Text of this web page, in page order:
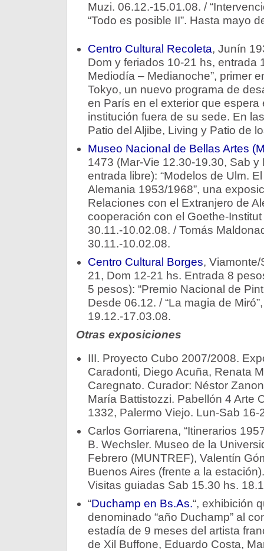
Muzi. 06.12.-15.01.08. /
“Todo es posible II”. Hasta mayo
Centro Cultural Recoleta, Junín
Dom y feriados 10-21 hs, entrada
Mediodía – Medianoche”, primer
Tokyo, un nuevo programa de
en París en el exterior que espera
institución fuera de su sede. En
Patio del Aljibe, Living y Patio de
Museo Nacional de Bellas Artes
1473 (Mar-Vie 12.30-19.30, Sab y
entrada libre): “Modelos de Ulm.
Alemania 1953/1968”, una
Relaciones con el Extranjero de
cooperación con el Goethe-
30.11.-10.02.08. / Tomás
30.11.-10.02.08.
Centro Cultural Borges,
21, Dom 12-21 hs. Entrada 8
5 pesos): “Premio Nacional de
Desde 06.12. / “La magia de
19.12.-17.03.08.
Otras exposiciones
III. Proyecto Cubo 2007/2008.
Caradonti, Diego Acuña, Renata
Caregnato. Curador: Néstor
María Battistozzi. Pabellón 4 Arte
1332, Palermo Viejo. Lun-Sab
Carlos Gorriarena, “Itinerarios
B. Wechsler. Museo de la
Febrero (MUNTREF), Valentín
Buenos Aires (frente a la
Visitas guiadas Sab 15.30 hs.
“Duchamp en Bs.As.“, exhibición
denominado “año Duchamp” al
estadía de 9 meses del artista
de Xil Buffone, Eduardo Costa,